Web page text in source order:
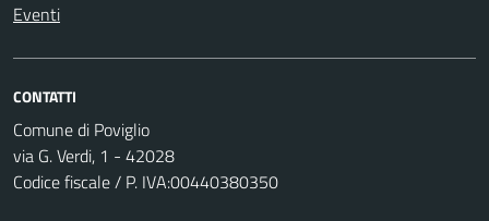
Eventi
CONTATTI
Comune di Poviglio
via G. Verdi, 1 - 42028
Codice fiscale / P. IVA:00440380350